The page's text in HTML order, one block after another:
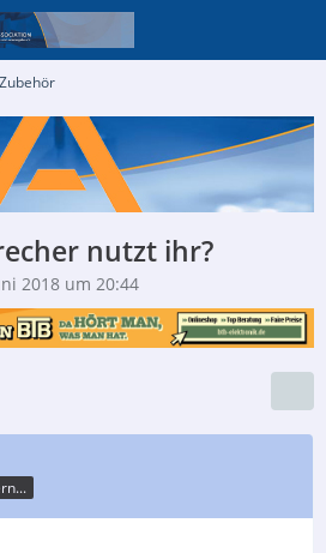
nutzt ihr?
2018 um 20:44